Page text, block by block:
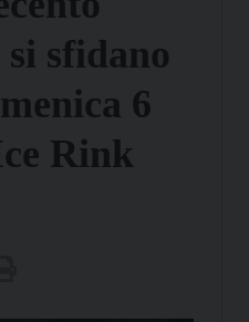
sfidano
6
Rink